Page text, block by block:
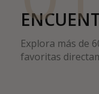
Explora más de
favoritas